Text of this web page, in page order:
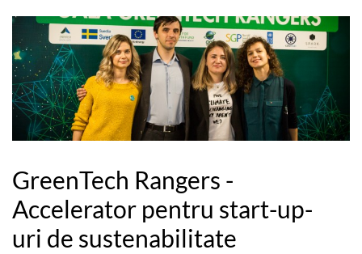
GreenTech Rangers -
Accelerator pentru start-up-
uri de sustenabilitate